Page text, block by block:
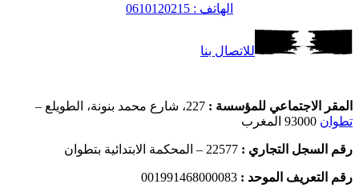
الهاتف : 0610120215
للاتصال بنا
المقر الاجتماعي للمؤسسة : 227، شارع محمد بنونة، الطويلع –
تطوان
رقم السجل التجاري : 22577 – المحكمة الابتدائية بتطوان
رقم التعريف الموحد : 001991468000083